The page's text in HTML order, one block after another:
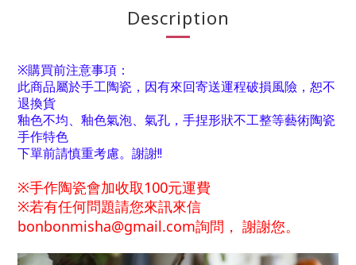
Description
※購買前注意事項：
此商品屬於手工陶瓷，因有來回寄送運程破損風險，恕不
退換貨
釉色不均、釉色氣泡、氣孔，手捏形狀不工整等藝術陶瓷
手作特色
下單前請慎重考慮。謝謝!!
※手作陶瓷會加收取100元運費
※若有任何問題請您來訊來信
bonbonmisha@gmail.com詢問 ， 謝謝您。